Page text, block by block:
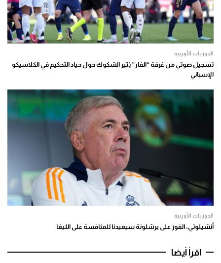
الدوريات الأوربية
تسجيل صوتي من غرفة “الفار” يُثير الشكوك حول حياد التحكيم في الكلاسيكو
الإسباني
الدوريات الأوربية
أنشيلوتي: الفوز على برشلونة سيعيدنا للمنافسة على الليغا
اقرأ أيضا